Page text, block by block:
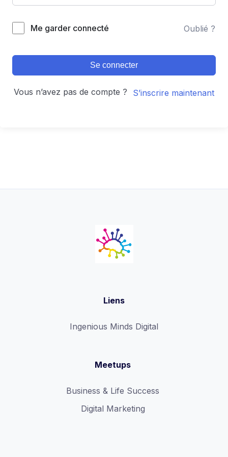
Alternative:Me garder connecté Oublié ?
Se connecter
Vous n’avez pas de compte ? S’inscrire maintenant
Liens
Ingenious Minds Digital
Meetups
Business & Life Success
Digital Marketing